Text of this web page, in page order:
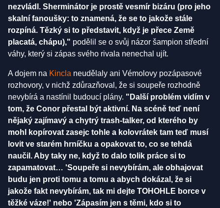
nezvládl. Sherminátor je prostě vesmír bizáru (pro jeho
skalní fanoušky: to znamená, že se to jakože stále
rozpíná. Tězký si to představit, když je přece Země
placatá, chápu)," podělil se o svůj názor šampion střední
váhy, který si zápas svého rivala nenechal ujít.
A dojem na Kincla neudělaly ani Vémolovy pozápasové
rozhovory, v nichž zdůrazňoval, že si soupeře rozhodně
nevybírá a nastínil budoucí plány. "Další problém vidím v
tom, že Conor přestal být aktivní. Na scéně teď není
nějaký zajímavý a chytrý trash-talker, od kterého by
mohl kopírovat zasejc tohle a kolovrátek tam teď musí
lovit ve starém hrníčku a opakovat to, co se tehdá
naučil. Aby taky ne, když to dalo tolik práce si to
zapamatovat… 'Soupeře si nevybírám, ale obhajovat
budu jen proti tomu a tomu a abych dokázal, že si
jakože fakt nevybírám, tak mi dejte TOHOHLE borce v
těžké váze!' nebo 'Zápasím jen s těmi, kdo si to